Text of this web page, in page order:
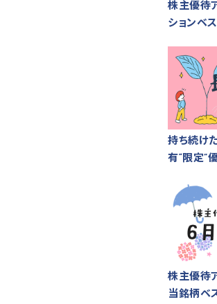
株主優待
ションベ
持ち続け
有“限定”
株主優待
当銘柄ベ